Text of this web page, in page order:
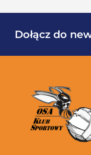
Dołącz do